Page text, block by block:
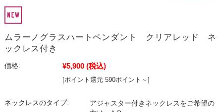
ムラーノグラスハートペンダント クリアレッド ネ
ックレス付き
価格: ¥5,900 (税込)
[ポイント還元 590ポイント～]
ネックレスのタイプ:
アジャスター付きネックレスをご希望の